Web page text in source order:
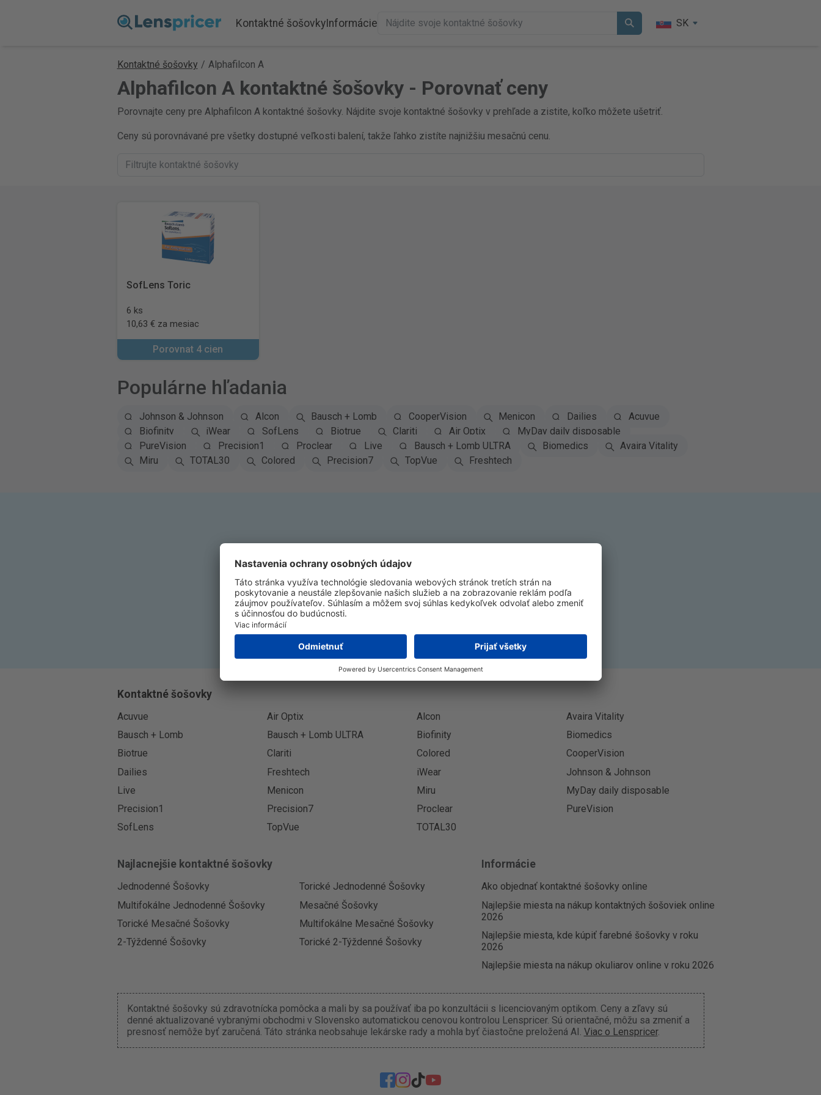
Kontaktné šošovkyInformácie SK
Kontaktné šošovky / Alphafilcon A
Alphafilcon A kontaktné šošovky - Porovnať ceny
Porovnajte ceny pre Alphafilcon A kontaktné šošovky. Nájdite svoje kontaktné šošovky v prehľade a zistite, koľko môžete ušetriť.
Ceny sú porovnávané pre všetky dostupné veľkosti balení, takže ľahko zistíte najnižšiu mesačnú cenu.
SofLens Toric
6 ks
10,63 € za mesiac
Porovnat 4 cien
Populárne hľadania
Johnson & Johnson Alcon Bausch + Lomb CooperVision Menicon Dailies
Acuvue
Biofinity
iWear SofLens Biotrue Clariti Air Optix
MyDay daily disposable
PureVision
Precision1 Proclear Live Bausch + Lomb ULTRA Biomedics
Avaira Vitality
Miru
TOTAL30 Colored Precision7 TopVue Freshtech
Prihlásenie k odberu noviniek
Prihlásiť sa
Kontaktné šošovky
Acuvue Air Optix Alcon
Avaira Vitality
Bausch + Lomb
Bausch + Lomb ULTRA Biofinity
Biomedics
Biotrue
Clariti Colored
CooperVision
Dailies
Freshtech iWear
Johnson & Johnson
Live
Menicon Miru
MyDay daily disposable
Precision1
Precision7 Proclear
PureVision
SofLens
TopVue TOTAL30
Najlacnejšie kontaktné šošovky
Jednodenné Šošovky
Torické Jednodenné Šošovky
Multifokálne Jednodenné Šošovky
Mesačné Šošovky
Torické Mesačné Šošovky
Multifokálne Mesačné Šošovky
2-Týždenné Šošovky
Torické 2-Týždenné Šošovky
Informácie
Ako objednať kontaktné šošovky online
Najlepšie miesta na nákup kontaktných šošoviek online
2026
Najlepšie miesta, kde kúpiť farebné šošovky v roku
2026
Najlepšie miesta na nákup okuliarov online v roku 2026
Kontaktné šošovky sú zdravotnícka pomôcka a mali by sa používať iba po konzultácii s licenciovaným optikom. Ceny a zľavy sú
denné aktualizované vybranými obchodmi v Slovensko automatickou cenovou kontrolou Lenspricer. Sú orientačné, môžu sa zmeniť a
presnosť nemôže byť zaručená. Táto stránka neobsahuje lekárske rady a mohla byť čiastočne preložená AI. Viac o Lenspricer.